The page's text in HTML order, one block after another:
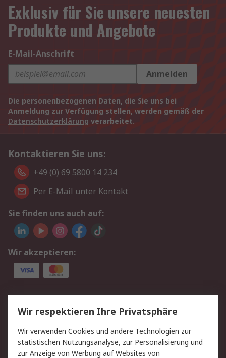
Exklusiv für Sie unsere neuesten
Produkte und Angebote
E-Mail-Anschrift
Anmelden
Die personenbezogenen Daten, die Sie uns bei
Anmeldung zur Verfügung stellen, werden gemäß der
Datenschutzerklärung verarbeitet.
Kontaktieren Sie uns:
+49 (0) 69 5800 14 234
Per E-Mail unter Kontakt
Sie finden uns auch auf:
Wir akzeptieren:
Service
Value Added Services
Lieferlösungen
Rücksendungen
Kontakt
Hilfe
Privatkunden
Wir respektieren Ihre Privatsphäre
Wir verwenden Cookies und andere Technologien zur
statistischen Nutzungsanalyse, zur Personalisierung und
zur Anzeige von Werbung auf Websites von